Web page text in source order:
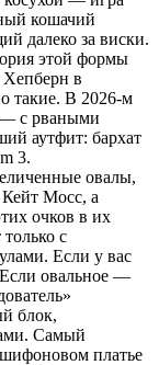
кошачий
далеко за виски.
этой формы
Хепберн в
такие. В 2026-м
— с рваными
аутфит: бархат
3.
овалы,
Мосс, а
очков в их
с
Если у вас
овальное —
блок,
Самый
платье